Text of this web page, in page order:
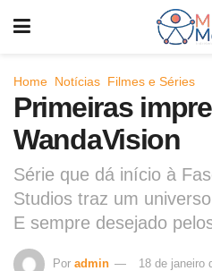
Home Notícias Filmes e Séries
Primeiras
WandaVision
Série que dá início à
Studios traz um
E sempre desejado
Por admin 18 de janeiro